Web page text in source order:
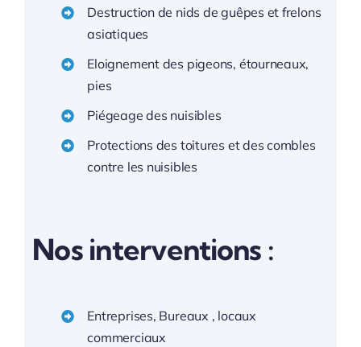
Destruction de nids de guêpes et frelons
asiatiques
Eloignement des pigeons, étourneaux,
pies
Piégeage des nuisibles
Protections des toitures et des combles
contre les nuisibles
Nos interventions :
Entreprises, Bureaux , locaux
commerciaux